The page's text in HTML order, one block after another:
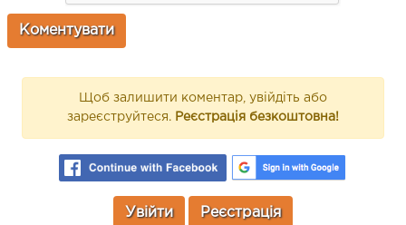
Щоб залишити коментар, увійдіть або
зареєструйтеся. Реєстрація безкоштовна!
Увійти Реєстрація